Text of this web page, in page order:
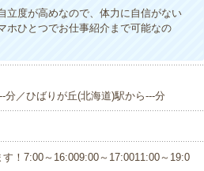
立度が高めなので、体力に自信がない
ひとつでお仕事紹介まで可能なの
／ひばりが丘(北海道)駅から---分
！7:00～16:009:00～17:0011:00～19:0